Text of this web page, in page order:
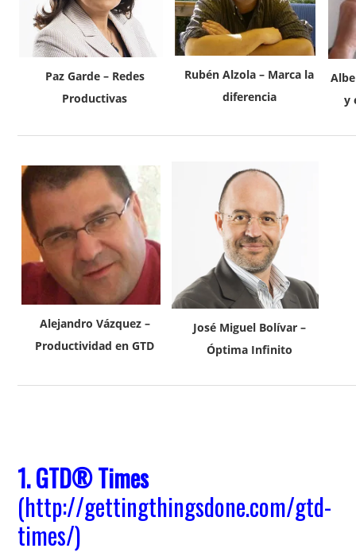
Paz Garde – Redes
Productivas
Rubén Alzola – Marca la
diferencia
y
Alejandro Vázquez –
Productividad en GTD
José Miguel Bolívar –
Óptima Infinito
1.GTD® Times
(http://gettingthingsdone.com/gtd-
times/)